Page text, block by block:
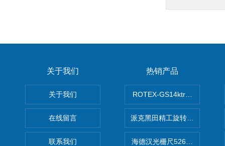
关于我们
关于我们
在线留言
联系我们
热销产品
ROTEX-GS14ktr梅花连轴器
派克黑田精工旋转气缸
海德汉光栅尺526974-09